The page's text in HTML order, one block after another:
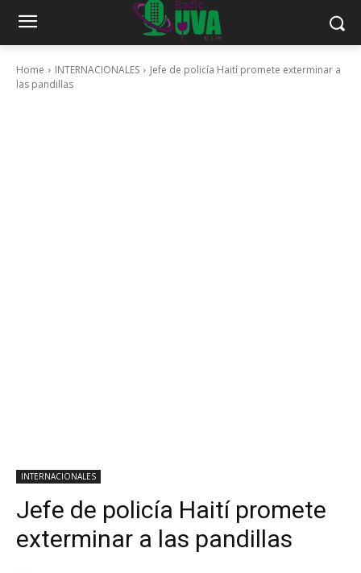
Home INTERNACIONALES
Jefe de policía Haití promete exterminar a
las pandillas
INTERNACIONALES
Jefe de policía Haití promete
exterminar a las pandillas